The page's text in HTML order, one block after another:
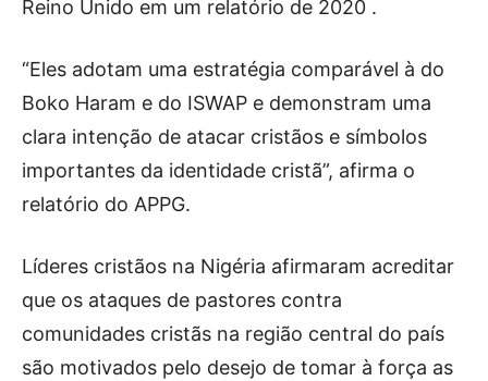
Reino Unido em um relatório de 2020 .
“Eles adotam uma estratégia comparável à do
Boko Haram e do ISWAP e demonstram uma
clara intenção de atacar cristãos e símbolos
importantes da identidade cristã”, afirma o
relatório do APPG.
Líderes cristãos na Nigéria afirmaram acreditar
que os ataques de pastores contra
comunidades cristãs na região central do país
são motivados pelo desejo de tomar à força as